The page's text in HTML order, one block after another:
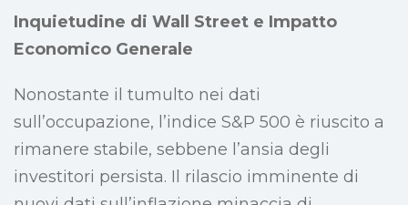
Inquietudine di Wall Street e Impatto
Economico Generale
Nonostante il tumulto nei dati
sull’occupazione, l’indice S&P 500 è riuscito a
rimanere stabile, sebbene l’ansia degli
investitori persista. Il rilascio imminente di